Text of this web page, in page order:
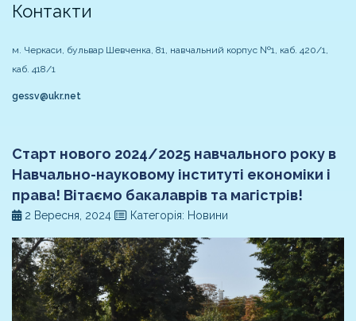
Контакти
м. Черкаси, бульвар Шевченка, 81, навчальний корпус №1, каб. 420/1,
каб. 418/1
gessv@ukr.net
Старт нового 2024/2025 навчального року в
Навчально-науковому інституті економіки і
права! Вітаємо бакалаврів та магістрів!
2 Вересня, 2024 Категорія: Новини